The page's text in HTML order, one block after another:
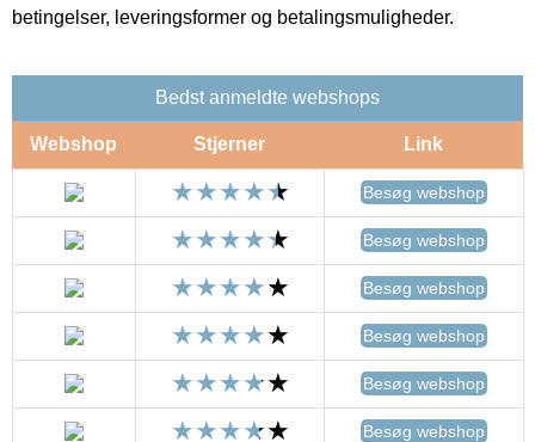
betingelser, leveringsformer og betalingsmuligheder.
Bedst anmeldte webshops
Webshop Stjerner Link
Besøg webshop
Besøg webshop
Besøg webshop
Besøg webshop
Besøg webshop
Besøg webshop